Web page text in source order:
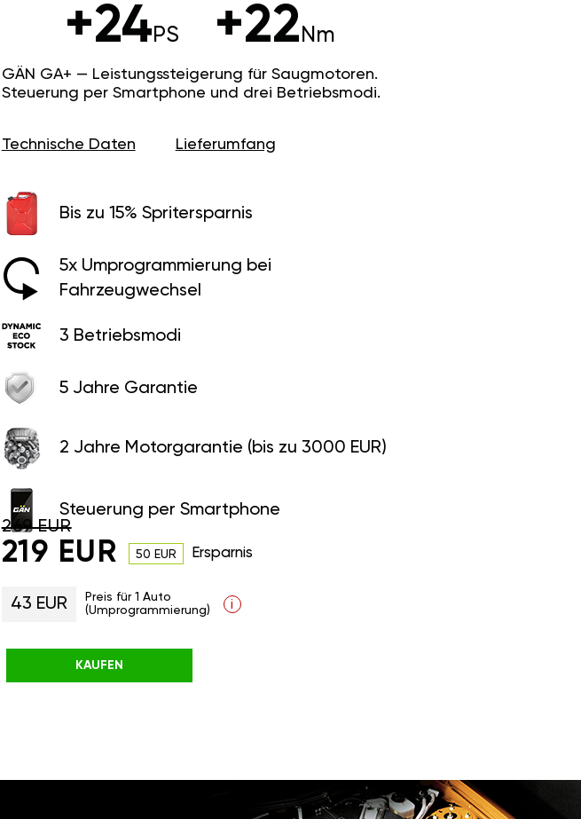
+24PS +22Nm
GÄN GA+ — Leistungssteigerung für Saugmotoren.
Steuerung per Smartphone und drei Betriebsmodi.
Technische Daten Lieferumfang
Bis zu 15% Spritersparnis
5x Umprogrammierung bei
Fahrzeugwechsel
3 Betriebsmodi
5 Jahre Garantie
2 Jahre Motorgarantie (bis zu 3000 EUR)
Steuerung per Smartphone
269 EUR
219 EUR 50 EUR Ersparnis
43 EUR
Preis für 1 Auto
(Umprogrammierung)
i
KAUFEN